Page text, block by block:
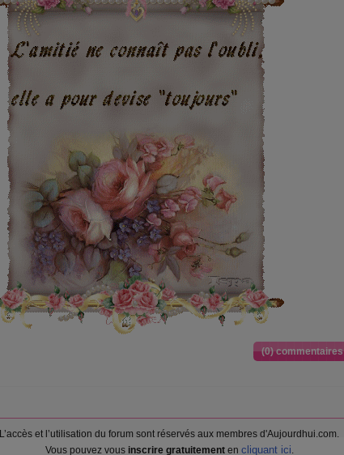
(0) commentaires
L’accès et l’utilisation du forum sont réservés aux membres d'Aujourdhui.com.
Vous pouvez vous inscrire gratuitementen cliquant ici.